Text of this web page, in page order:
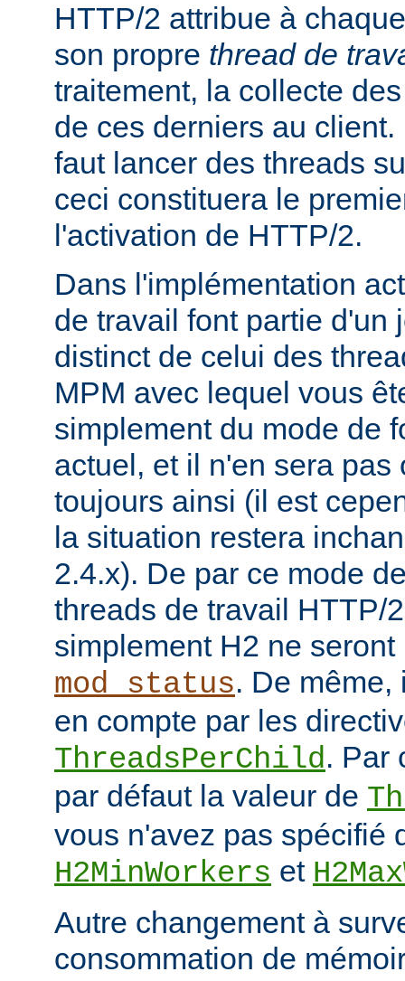
HTTP/2 attribue à
son propre thread de
traitement, la collecte
de ces derniers au
faut lancer des threads
ceci constituera le
l'activation de HTTP/2.
Dans l'implémentation
de travail font partie d'un
distinct de celui des
MPM avec lequel vous
simplement du mode de
actuel, et il n'en sera pas
toujours ainsi (il est
la situation restera
2.4.x). De par ce mode
threads de travail HTTP/
simplement H2 ne
mod_status. De même,
en compte par les
ThreadsPerChild. Par
par défaut la valeur de
vous n'avez pas spécifié
H2MinWorkers et
Autre changement à
consommation de